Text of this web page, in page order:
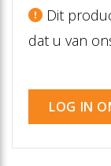
Dit
dat u van
LOG IN